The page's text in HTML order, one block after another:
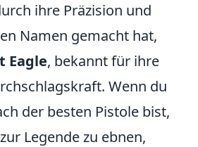
ihre Präzision und
Namen gemacht hat,
Eagle, bekannt für ihre
Wenn du
der besten Pistole bist,
Legende zu ebnen,